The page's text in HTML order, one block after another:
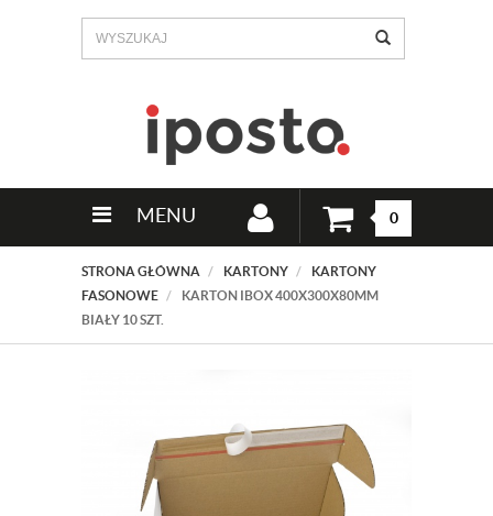
MENU 0
STRONA GŁÓWNA KARTONY
KARTONY
FASONOWE
KARTON IBOX 400X300X80MM
BIAŁY 10 SZT.